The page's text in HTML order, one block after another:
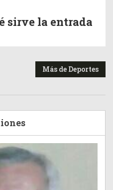
sirve la entrada
Más de Deportes